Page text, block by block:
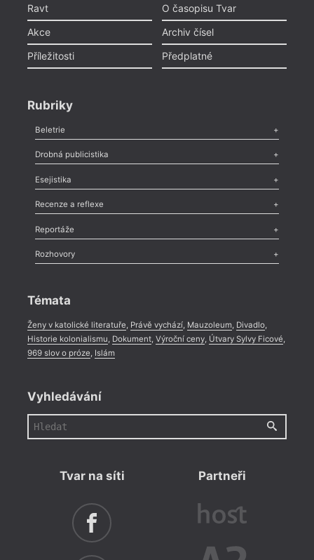
Ravt
Akce
Příležitosti
O časopisu Tvar
Archiv čísel
Předplatné
Rubriky
Beletrie
Poezie,Próza,Dokumenty
Drobná publicistika
Odlesk
Nekrolog,Glosa,Sloupek,Pozvánka,Literární soutěž,
Esejistika
Esej , Pádlo,Úvaha
Recenze a reflexe
Recenze
Méně slov o próze,Celá rubrika
Reportáže
Literární zítřky
Celá rubrika
Rozhovory
Témata
Ženy v katolické literatuře, Právě vychází, Mauzoleum, Divadlo,
Historie kolonialismu, Dokument, Výroční ceny, Útvary Sylvy Ficové,
969 slov o próze, Islám
Vyhledávání
Tvar na síti Partneři